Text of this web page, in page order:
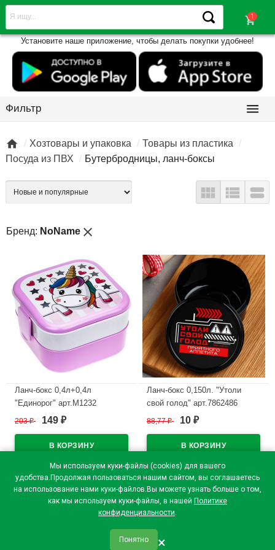
Мы используем куки-файлы (cookies) для вашего
удобства.Продолжая пользоваться нашим сайтом, вы соглашаетесь
на использование нами куки-файлов.Вы можете узнать больше о том,
как мы используем куки-файлы, в нашей Политике
конфиденциальности.
Понятно ×
shopping_cart
Установите наше приложение, чтобы делать покупки удобнее!
Фильтр 
 Хозтовары и упаковка
Товары из пластика
Посуда из ПВХ
Бутербродницы, ланч-боксы
  
Бренд: NoName close
Ланч-бокс 0,4л+0,4л
"Единорог" арт.М1232
В наличии
203₽ 149 ₽
Ланч-бокс 0,150л. "Утоли
свой голод" арт.7862486
В наличии
88,77₽ 10 ₽